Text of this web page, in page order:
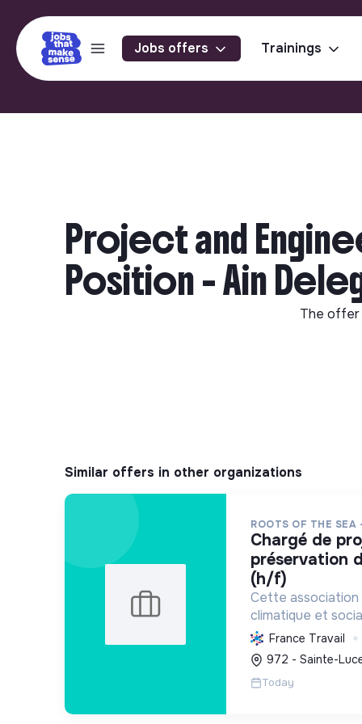
Jobs offers Trainings
Project and
Position - Ain
The offer
Similar offers in other organizations
ROOTS OF THE
chargé de projet scientifique &
préservation
(h/f)
Cette association
climatique et
protège et
marins et côtiers,
mobilise les
France Travail
972 - Sainte-
Today